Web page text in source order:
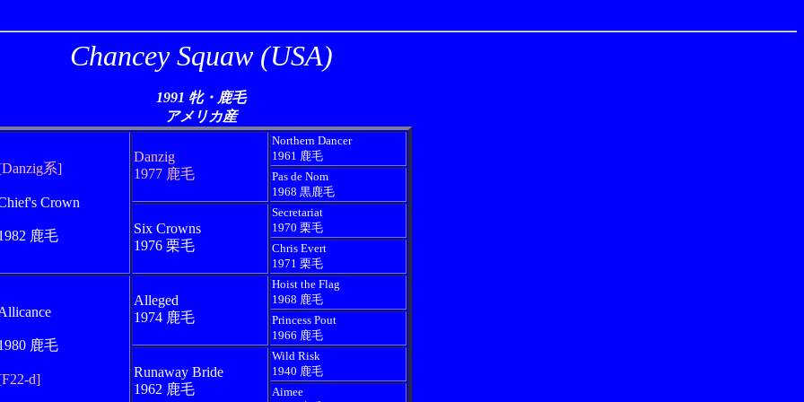
Chancey Squaw (USA)
1991 牝・鹿毛
アメリカ産
系]
Crown
鹿毛
Danzig
1977 鹿毛
Northern Dancer
1961 鹿毛
Pas de Nom
1968 黒鹿毛
Six Crowns
1976 栗毛
Secretariat
1970 栗毛
Chris Evert
1971 栗毛
鹿毛
d]
Alleged
1974 鹿毛
Hoist the Flag
1968 鹿毛
Princess Pout
1966 鹿毛
Runaway Bride
1962 鹿毛
Wild Risk
1940 鹿毛
Aimee